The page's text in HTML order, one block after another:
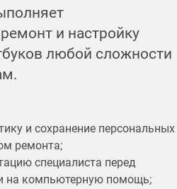
и настройку
любой сложности
и сохранение персональных
ремонта;
специалиста перед
на компьютерную помощь;